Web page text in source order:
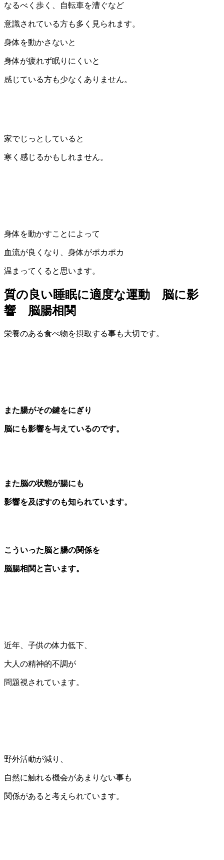
なるべく歩く、自転車を漕ぐなど
意識されている方も多く見られます。
身体を動かさないと
身体が疲れず眠りにくいと
感じている方も少なくありません。
家でじっとしていると
寒く感じるかもしれません。
身体を動かすことによって
血流が良くなり、身体がポカポカ
温まってくると思います。
質の良い睡眠に適度な運動 脳に影
響 脳腸相関
栄養のある食べ物を摂取する事も大切です。
また腸がその鍵をにぎり
脳にも影響を与えているのです。
また脳の状態が腸にも
影響を及ぼすのも知られています。
こういった脳と腸の関係を
脳腸相関と言います。
近年、子供の体力低下、
大人の精神的不調が
問題視されています。
野外活動が減り、
自然に触れる機会があまりない事も
関係があると考えられています。